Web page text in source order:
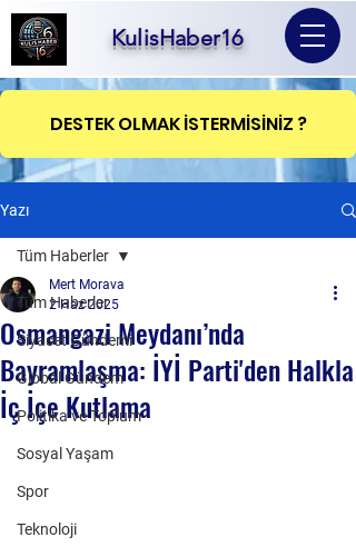
KulisHaber16
DESTEK OLMAK İSTERMİSİNİZ ?
Yazı
Tüm Haberler
Siyaset Gündemi
Global Gündem
Politika ve Toplum
Sosyal Yaşam
Spor
Teknoloji
Tüm Haberler
Osmangazi Meydanı’nda
Bayramlaşma: İYİ Parti'den Halkla
İç İçe Kutlama
Mert Morava
2 Haz 2025